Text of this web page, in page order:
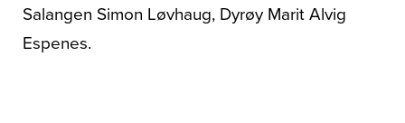
Salangen Simon Løvhaug, Dyrøy Marit Alvig
Espenes.